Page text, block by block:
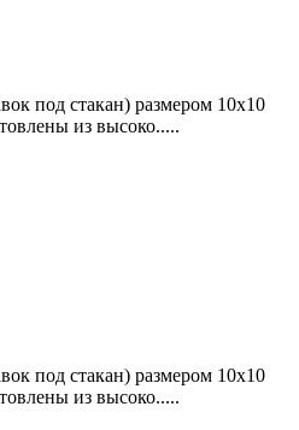
под стакан) размером 10х10
из высоко.....
под стакан) размером 10х10
из высоко.....